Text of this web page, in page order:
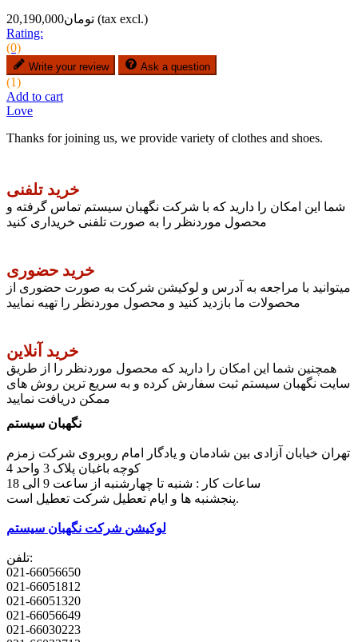
تومان20,190,000 (tax excl.)
Rating:
(0)
Write your review Ask a question
(1)
Add to cart
Love
Thanks for joining us, we provide variety of clothes and shoes.
خرید تلفنی
شما این امکان را دارید که با شرکت نگهبان سیستم تماس گرفته و
محصول موردنظر را به صورت تلفنی خریداری کنید
خرید حضوری
میتوانید با مراجعه به آدرس و لوکیشن شرکت به صورت حضوری از
محصولات ما بازدید کنید و محصول موردنظر را تهیه نمایید
خرید آنلاین
همچنین شما این امکان را دارید که محصول موردنظر را از طریق
سایت نگهبان سیستم ثبت سفارش کرده و به سریع ترین روش های
ممکن دریافت نمایید
نگهبان سیستم
تهران خیابان آزادی بین شادمان و یادگار امام روبروی شرکت زمزم
کوچه باغبان پلاک 3 واحد 4
پنجشنبه ها و ایام تعطیل شرکت تعطیل است.
لوکیشن شرکت نگهبان سیستم
تلفن:
021-66056650
021-66051812
021-66051320
021-66056649
021-66030223